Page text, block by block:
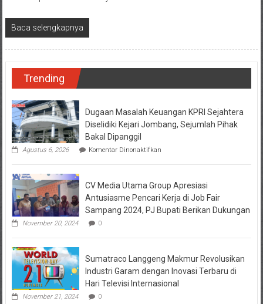
Baca selengkapnya
Trending
Dugaan Masalah Keuangan KPRI Sejahtera
Diselidiki Kejari Jombang, Sejumlah Pihak
Bakal Dipanggil
Agustus 6, 2026 Komentar Dinonaktifkanpada
Masalah
KPRI
Sejahtera
Diselidiki
Kejari
Pihak
Dipanggil
CV Media Utama Group Apresiasi
Antusiasme Pencari Kerja di Job Fair
Sampang 2024, PJ Bupati Berikan Dukungan
November 20, 2024 0
Sumatraco Langgeng Makmur Revolusikan
Industri Garam dengan Inovasi Terbaru di
Hari Televisi Internasional
November 21, 2024 0